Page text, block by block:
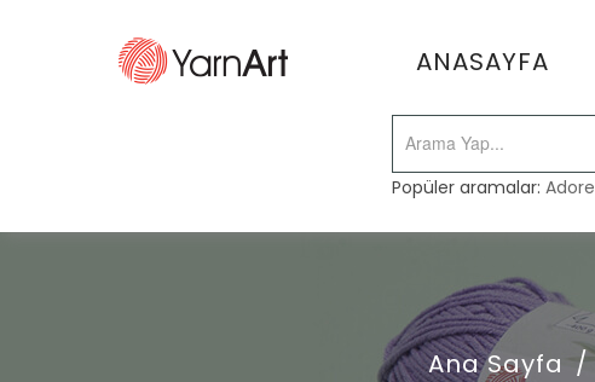
ANASAYFA
Popüler aramalar:Adore
Ana Sayfa /